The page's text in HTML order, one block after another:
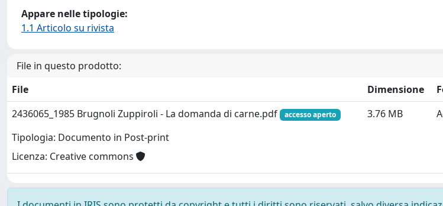
Appare nelle tipologie:
1.1 Articolo su rivista
File in questo prodotto:
File
Dimensione
2436065_1985 Brugnoli Zuppiroli - La domanda di carne.pdf
accesso aperto
Tipologia: Documento in Post-print
Licenza: Creative commons
3.76 MB